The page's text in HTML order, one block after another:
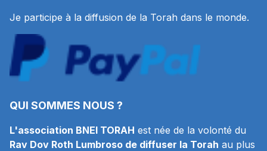
Je participe à la diffusion de la Torah dans le monde.
QUI SOMMES NOUS ?
L'association BNEI TORAH est née de la volonté du
Rav Dov Roth Lumbroso de diffuser la Torah au plus